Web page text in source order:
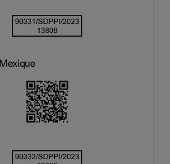
Mexique